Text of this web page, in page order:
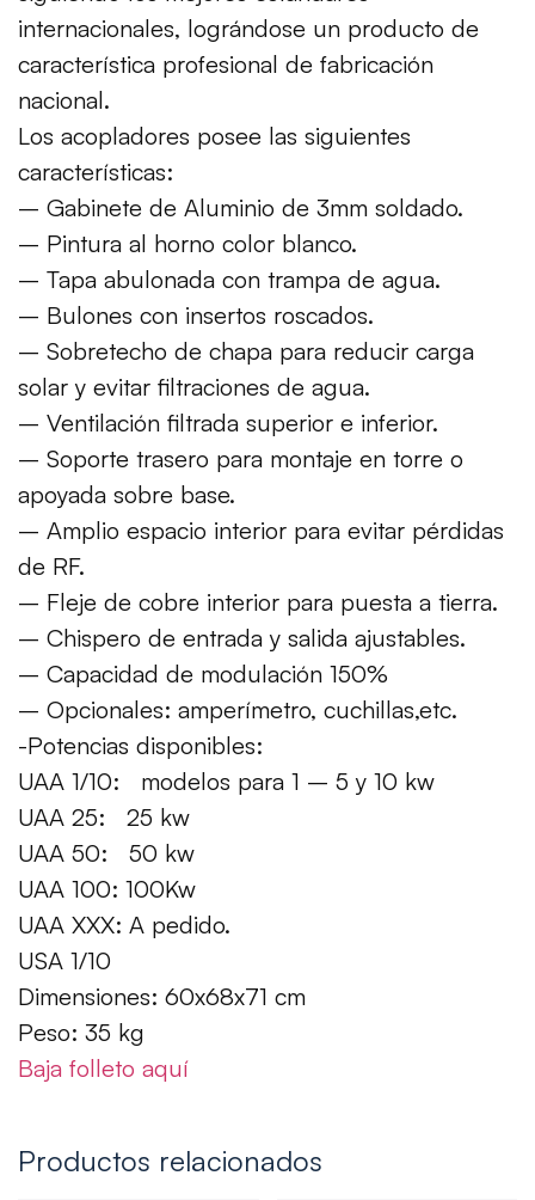
internacionales, lográndose un producto de
característica profesional de fabricación
nacional.
Los acopladores posee las siguientes
características:
– Gabinete de Aluminio de 3mm soldado.
– Pintura al horno color blanco.
– Tapa abulonada con trampa de agua.
– Bulones con insertos roscados.
– Sobretecho de chapa para reducir carga
solar y evitar filtraciones de agua.
– Ventilación filtrada superior e inferior.
– Soporte trasero para montaje en torre o
apoyada sobre base.
– Amplio espacio interior para evitar pérdidas
de RF.
– Fleje de cobre interior para puesta a tierra.
– Chispero de entrada y salida ajustables.
– Capacidad de modulación 150%
– Opcionales: amperímetro, cuchillas,etc.
-Potencias disponibles:
UAA 1/10: modelos para 1 – 5 y 10 kw
UAA 25: 25 kw
UAA 50: 50 kw
UAA 100: 100Kw
UAA XXX: A pedido.
USA 1/10
Dimensiones: 60x68x71 cm
Peso: 35 kg
Baja folleto aquí
Productos relacionados